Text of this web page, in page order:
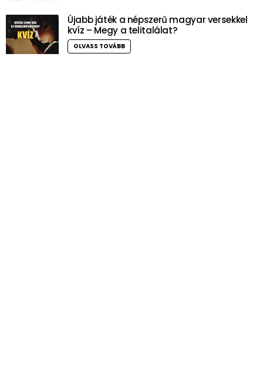
Újabb játék a népszerű magyar versekkel
kvíz – Megy a telitalálat?
OLVASS TOVÁBB